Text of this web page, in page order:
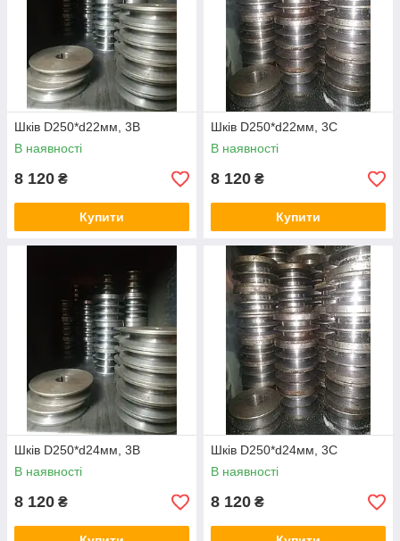
Шків D250*d22мм, 3В
В наявності
8 120 ₴
Купити
Шків D250*d22мм, 3С
В наявності
8 120 ₴
Купити
Шків D250*d24мм, 3В
В наявності
8 120 ₴
Шків D250*d24мм, 3С
В наявності
8 120 ₴